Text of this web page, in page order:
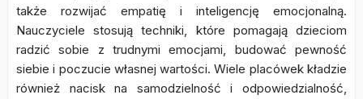
także rozwijać empatię i inteligencję emocjonalną.
Nauczyciele stosują techniki, które pomagają dzieciom
radzić sobie z trudnymi emocjami, budować pewność
siebie i poczucie własnej wartości. Wiele placówek kładzie
również nacisk na samodzielność i odpowiedzialność,